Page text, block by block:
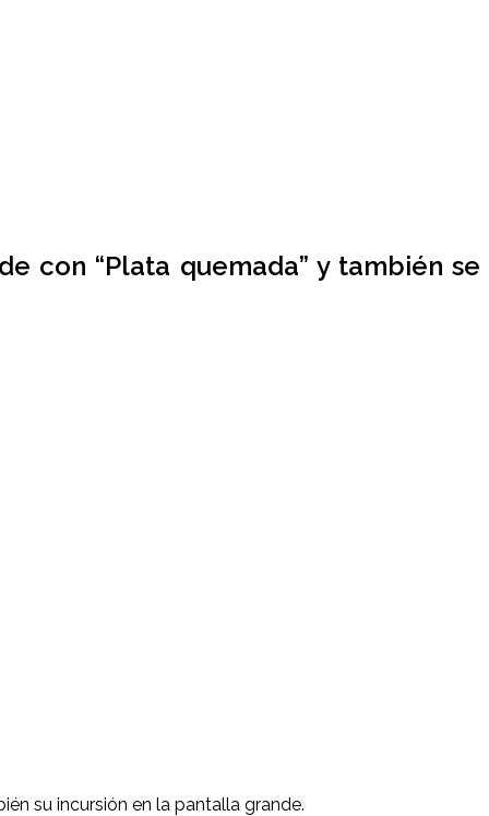
con “Plata quemada” y también se
su incursión en la pantalla grande.